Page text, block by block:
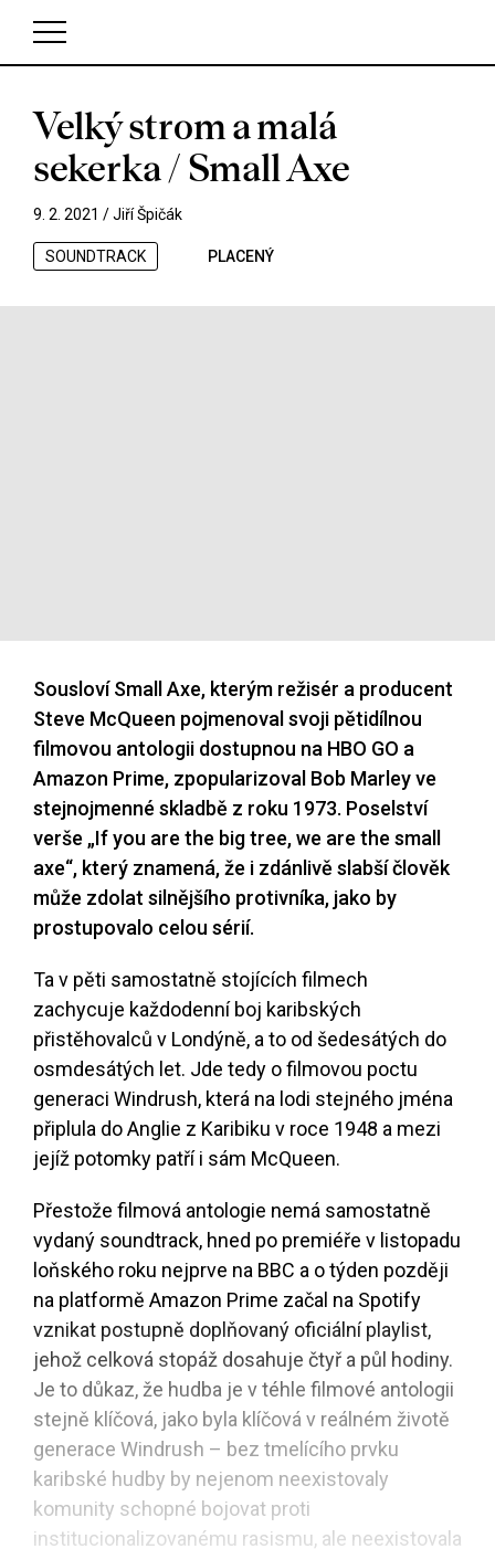
V košíku zatím nemáte žádné položky.
Velký strom a malá
sekerka / Small Axe
9. 2. 2021 /Jiří Špičák
SOUNDTRACK PLACENÝ
Sousloví Small Axe, kterým režisér a producent
Steve McQueen pojmenoval svoji pětidílnou
filmovou antologii dostupnou na HBO GO a
Amazon Prime, zpopularizoval Bob Marley ve
stejnojmenné skladbě z roku 1973. Poselství
verše „If you are the big tree, we are the small
axe“, který znamená, že i zdánlivě slabší člověk
může zdolat silnějšího protivníka, jako by
prostupovalo celou sérií.
Ta v pěti samostatně stojících filmech
zachycuje každodenní boj karibských
přistěhovalců v Londýně, a to od šedesátých do
osmdesátých let. Jde tedy o filmovou poctu
generaci Windrush, která na lodi stejného jména
připlula do Anglie z Karibiku v roce 1948 a mezi
jejíž potomky patří i sám McQueen.
Přestože filmová antologie nemá samostatně
vydaný soundtrack, hned po premiéře v listopadu
loňského roku nejprve na BBC a o týden později
na platformě Amazon Prime začal na Spotify
vznikat postupně doplňovaný oficiální playlist,
jehož celková stopáž dosahuje čtyř a půl hodiny.
Je to důkaz, že hudba je v téhle filmové antologii
stejně klíčová, jako byla klíčová v reálném životě
generace Windrush – bez tmelícího prvku
karibské hudby by nejenom neexistovaly
komunity schopné bojovat proti
institucionalizovanému rasismu, ale neexistovala